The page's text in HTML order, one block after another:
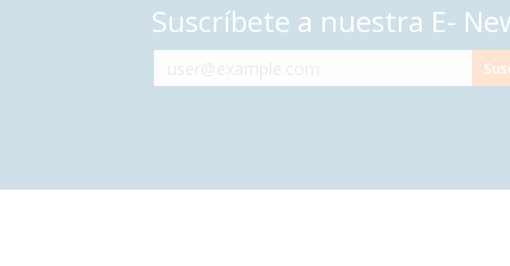
Suscríbete a nuestra E-